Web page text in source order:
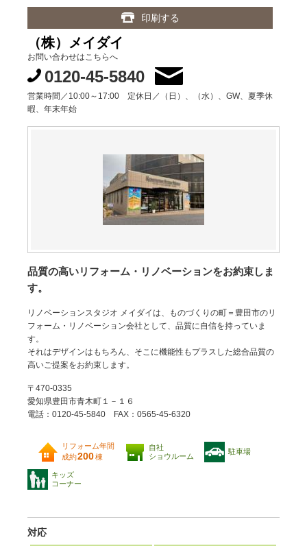
（株）メイダイ
お問い合わせはこちらへ
0120-45-5840
営業時間／10:00～17:00 定休日／（日）、（水）、GW、夏季休
暇、年末年始
品質の高いリフォーム・リノベーションをお約束しま
す。
リノベーションスタジオ メイダイは、ものづくりの町＝豊田市のリ
フォーム・リノベーション会社として、品質に自信を持っていま
す。
それはデザインはもちろん、そこに機能性もプラスした総合品質の
高いご提案をお約束します。
〒470-0335
愛知県豊田市青木町１－１６
電話：0120-45-5840 FAX：0565-45-6320
リフォーム年間
成約200棟
自社
ショウルーム
駐車場
キッズ
コーナー
対応
印刷する